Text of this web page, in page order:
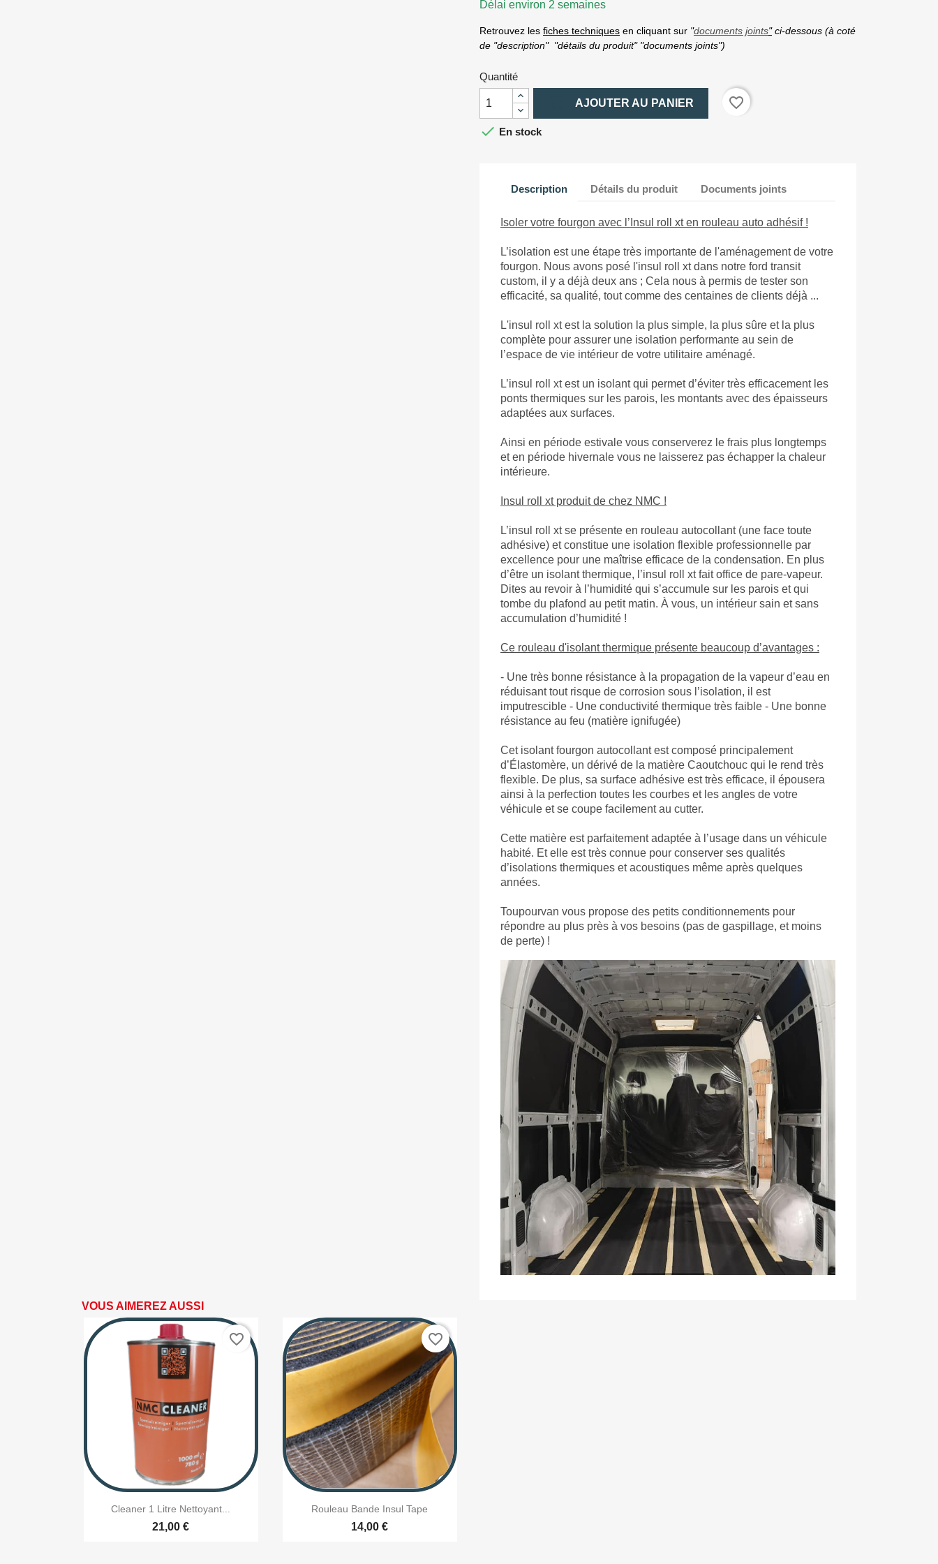
Délai environ 2 semaines
Retrouvez les fiches techniques en cliquant sur "documents joints"ci-dessous (à coté
de "description" "détails du produit" "documents joints")
Quantité
AJOUTER AU PANIER
favorite_border
 En stock
Description Détails du produit Documents joints
Isoler votre fourgon avec l’Insul roll xt en rouleau auto adhésif !
L’isolation est une étape très importante de l'aménagement de votre
fourgon. Nous avons posé l'insul roll xt dans notre ford transit
custom, il y a déjà deux ans ; Cela nous à permis de tester son
efficacité, sa qualité, tout comme des centaines de clients déjà ...
L'insul roll xt est la solution la plus simple, la plus sûre et la plus
complète pour assurer une isolation performante au sein de
l’espace de vie intérieur de votre utilitaire aménagé.
L’insul roll xt est un isolant qui permet d’éviter très efficacement les
ponts thermiques sur les parois, les montants avec des épaisseurs
adaptées aux surfaces.
Ainsi en période estivale vous conserverez le frais plus longtemps
et en période hivernale vous ne laisserez pas échapper la chaleur
intérieure.
Insul roll xt produit de chez NMC !
L’insul roll xt se présente en rouleau autocollant (une face toute
adhésive) et constitue une isolation flexible professionnelle par
excellence pour une maîtrise efficace de la condensation. En plus
d’être un isolant thermique, l’insul roll xt fait office de pare-vapeur.
Dites au revoir à l’humidité qui s’accumule sur les parois et qui
tombe du plafond au petit matin. À vous, un intérieur sain et sans
accumulation d’humidité !
Ce rouleau d'isolant thermique présente beaucoup d’avantages :
- Une très bonne résistance à la propagation de la vapeur d’eau en
réduisant tout risque de corrosion sous l’isolation, il est
imputrescible - Une conductivité thermique très faible - Une bonne
résistance au feu (matière ignifugée)
Cet isolant fourgon autocollant est composé principalement
d’Élastomère, un dérivé de la matière Caoutchouc qui le rend très
flexible. De plus, sa surface adhésive est très efficace, il épousera
ainsi à la perfection toutes les courbes et les angles de votre
véhicule et se coupe facilement au cutter.
Cette matière est parfaitement adaptée à l’usage dans un véhicule
habité. Et elle est très connue pour conserver ses qualités
d’isolations thermiques et acoustiques même après quelques
années.
Toupourvan vous propose des petits conditionnements pour
répondre au plus près à vos besoins (pas de gaspillage, et moins
de perte) !
VOUS AIMEREZ AUSSI
Aperçu rapide
Cleaner 1 Litre Nettoyant...
21,00 €
favorite_border
Aperçu rapide
Rouleau Bande Insul Tape
14,00 €
favorite_border